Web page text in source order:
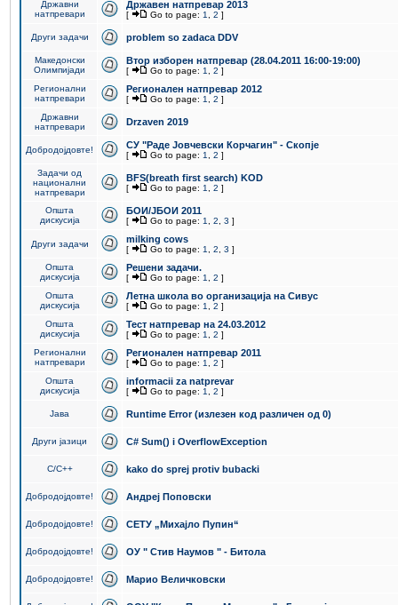
Државни
натпревари
Државен натпревар 2013
[ Go to page: 1 2 ]
Други задачи problem so zadaca DDV
Македонски
Олимпијади
Втор изборен натпревар (28.04.2011 16:00-19:00)
[ Go to page: 1 2 ]
Регионални
натпревари
Регионален натпревар 2012
[ Go to page: 1 2 ]
Државни
натпревари
Drzaven 2019
Добродојдовте! СУ "Раде Јовчевски Корчагин" - Скопје
[ Go to page: 1 2 ]
Задачи од
национални
натпревари
BFS(breath first search) KOD
[ Go to page: 1 2 ]
Општа
дискусија
БОИ/ЈБОИ 2011
[ Go to page: 1 2 3 ]
Други задачи milking cows
[ Go to page: 1 2 3 ]
Општа
дискусија
Решени задачи.
[ Go to page: 1 2 ]
Општа
дискусија
Летна школа во организација на Сивус
[ Go to page: 1 2 ]
Општа
дискусија
Тест натпревар на 24.03.2012
[ Go to page: 1 2 ]
Регионални
натпревари
Регионален натпревар 2011
[ Go to page: 1 2 ]
Општа
дискусија
informacii za natprevar
[ Go to page: 1 2 ]
Јава Runtime Error (излезен код различен од 0)
Други јазици C# Sum() i OverflowException
C/C++ kako do sprej protiv bubacki
Добродојдовте! Андреј Поповски
Добродојдовте! СЕТУ „Михајло Пупин“
Добродојдовте! ОУ " Стив Наумов " - Битола
Добродојдовте! Марио Величковски